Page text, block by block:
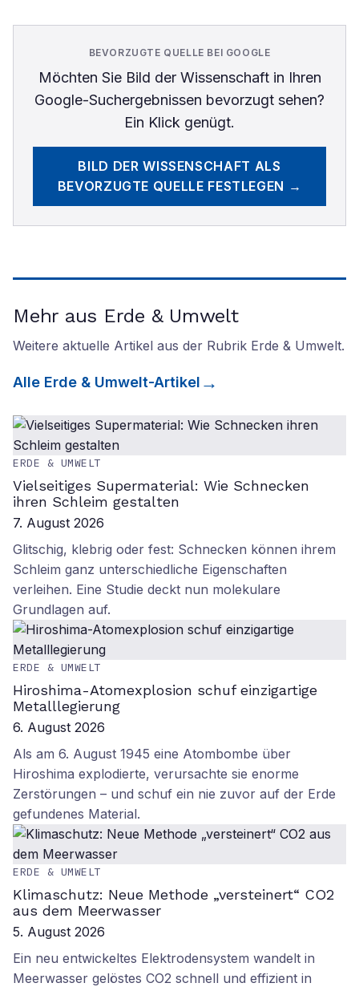
BEVORZUGTE QUELLE BEI GOOGLE
Möchten Sie Bild der Wissenschaftin Ihren
Google-Suchergebnissen bevorzugt sehen?
Ein Klick genügt.
BILD DER WISSENSCHAFT ALS
BEVORZUGTE QUELLE FESTLEGEN →
Mehr aus Erde & Umwelt
Weitere aktuelle Artikel aus der Rubrik Erde & Umwelt.
Alle Erde & Umwelt-Artikel
ERDE & UMWELT
Vielseitiges Supermaterial: Wie Schnecken
ihren Schleim gestalten
7. August 2026
Glitschig, klebrig oder fest: Schnecken können ihrem
Schleim ganz unterschiedliche Eigenschaften
verleihen. Eine Studie deckt nun molekulare
Grundlagen auf.
ERDE & UMWELT
Hiroshima-Atomexplosion schuf einzigartige
Metalllegierung
6. August 2026
Als am 6. August 1945 eine Atombombe über
Hiroshima explodierte, verursachte sie enorme
Zerstörungen – und schuf ein nie zuvor auf der Erde
gefundenes Material.
ERDE & UMWELT
Klimaschutz: Neue Methode „versteinert“ CO2
aus dem Meerwasser
5. August 2026
Ein neu entwickeltes Elektrodensystem wandelt in
Meerwasser gelöstes CO2 schnell und effizient in